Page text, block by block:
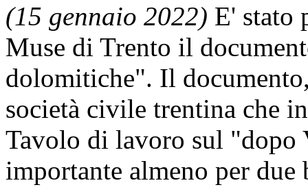
(15 gennaio 2022) E' stato
Muse di Trento il
dolomitiche". Il
società civile trentina che
Tavolo di lavoro sul "dopo
importante almeno per due